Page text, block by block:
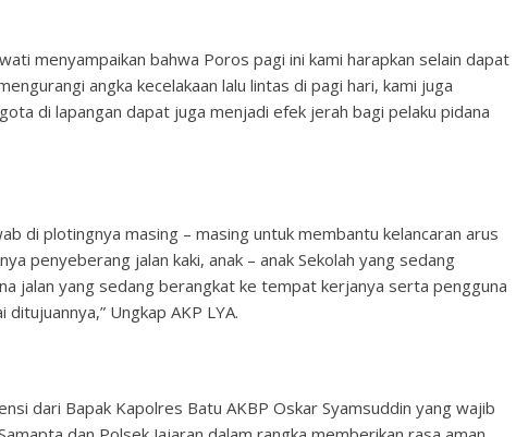
menyampaikan bahwa Poros pagi ini kami harapkan selain dapat
angka kecelakaan lalu lintas di pagi hari, kami juga
di lapangan dapat juga menjadi efek jerah bagi pelaku pidana
di plotingnya masing – masing untuk membantu kelancaran arus
penyeberang jalan kaki, anak – anak Sekolah yang sedang
jalan yang sedang berangkat ke tempat kerjanya serta pengguna
Ungkap AKP LYA.
dari Bapak Kapolres Batu AKBP Oskar Syamsuddin yang wajib